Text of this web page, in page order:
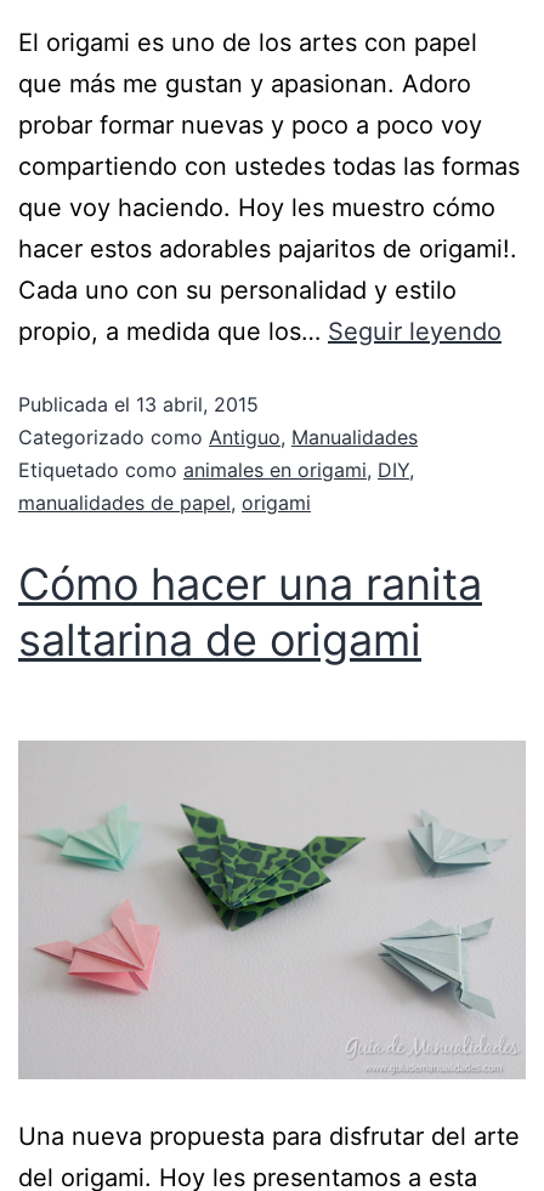
El origami es uno de los artes con papel
que más me gustan y apasionan. Adoro
probar formar nuevas y poco a poco voy
compartiendo con ustedes todas las formas
que voy haciendo. Hoy les muestro cómo
hacer estos adorables pajaritos de origami!.
Cada uno con su personalidad y estilo
propio, a medida que los… Seguir leyendo
Publicada el 13 abril, 2015
Categorizado como Antiguo, Manualidades
Etiquetado como animales en origami, DIY,
manualidades de papel, origami
Cómo hacer una ranita
saltarina de origami
Una nueva propuesta para disfrutar del arte
del origami. Hoy les presentamos a esta